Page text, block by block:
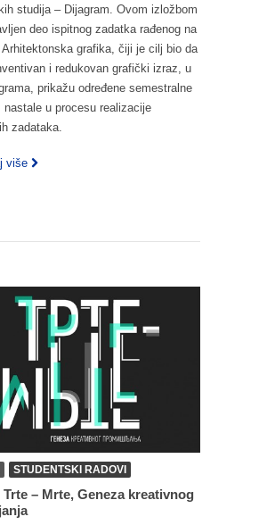
studija – Dijagram. Ovom izložbom
deo ispitnog zadatka rađenog na
Arhitektonska grafika, čiji je cilj bio da
i redukovan grafički izraz, u
prikažu određene semestralne
nastale u procesu realizacije
zadataka.
više
STUDENTSKI RADOVI
Trte – Mrte, Geneza kreativnog